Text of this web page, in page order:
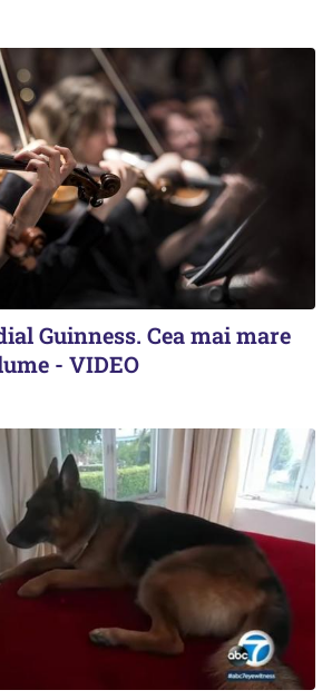
Guinness. Cea mai mare
- VIDEO